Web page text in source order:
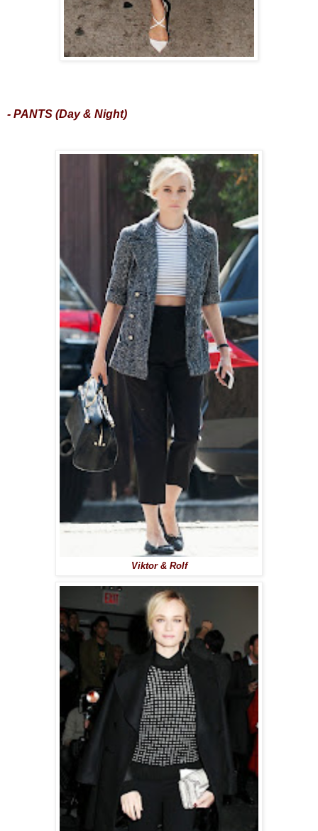
- PANTS (Day & Night)
Viktor & Rolf